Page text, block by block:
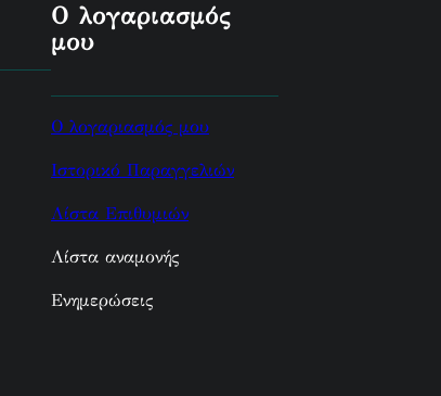
Ο λογαριασμός
μου
Ο λογαριασμός μου
Ιστορικό Παραγγελιών
Λίστα Επιθυμιών
Λίστα αναμονής
Ενημερώσεις